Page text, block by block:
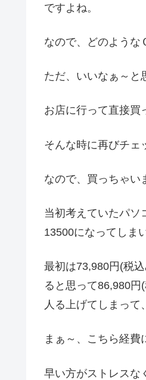
ですよね。
なので、どのような
ただ、いいなぁ～と
お店に行って直接買
そんな時に再びチェ
なので、買っちゃい
当初考えていたパソ
13500になってしま
最初は73,980円(税
ると思って86,980
人る上げてしまって
まぁ～、こちら経費
早い方がストレスな